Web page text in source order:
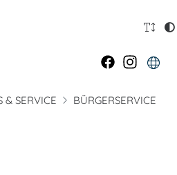
& SERVICE
BÜRGERSERVICE